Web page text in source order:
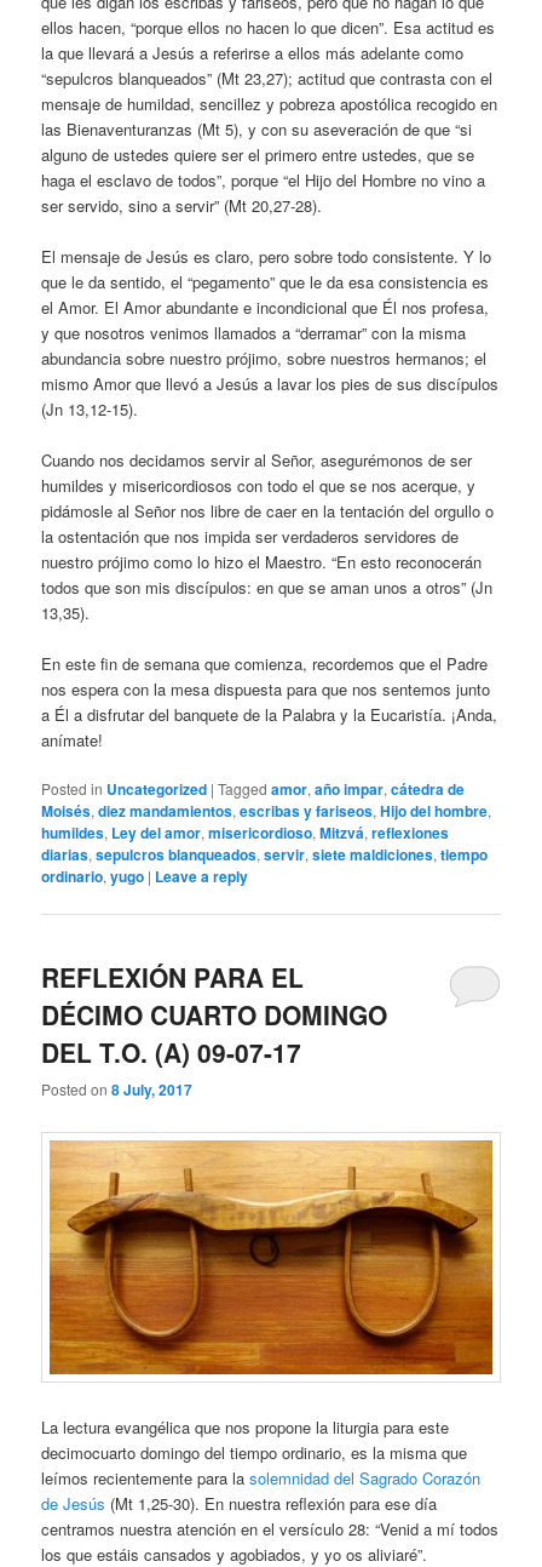
ellos hacen, “porque ellos no hacen lo que dicen”. Esa actitud es
la que llevará a Jesús a referirse a ellos más adelante como
“sepulcros blanqueados” (Mt 23,27); actitud que contrasta con el
mensaje de humildad, sencillez y pobreza apostólica recogido en
las Bienaventuranzas (Mt 5), y con su aseveración de que “si
alguno de ustedes quiere ser el primero entre ustedes, que se
haga el esclavo de todos”, porque “el Hijo del Hombre no vino a
ser servido, sino a servir” (Mt 20,27-28).
El mensaje de Jesús es claro, pero sobre todo consistente. Y lo
que le da sentido, el “pegamento” que le da esa consistencia es
el Amor. El Amor abundante e incondicional que Él nos profesa,
y que nosotros venimos llamados a “derramar” con la misma
abundancia sobre nuestro prójimo, sobre nuestros hermanos; el
mismo Amor que llevó a Jesús a lavar los pies de sus discípulos
(Jn 13,12-15).
Cuando nos decidamos servir al Señor, asegurémonos de ser
humildes y misericordiosos con todo el que se nos acerque, y
pidámosle al Señor nos libre de caer en la tentación del orgullo o
la ostentación que nos impida ser verdaderos servidores de
nuestro prójimo como lo hizo el Maestro. “En esto reconocerán
todos que son mis discípulos: en que se aman unos a otros” (Jn
13,35).
En este fin de semana que comienza, recordemos que el Padre
nos espera con la mesa dispuesta para que nos sentemos junto
a Él a disfrutar del banquete de la Palabra y la Eucaristía. ¡Anda,
anímate!
Posted in Uncategorized |Tagged amor,año impar,cátedra de
Moisés,diez mandamientos,escribas y fariseos,Hijo del hombre,
humildes, Ley del amor,misericordioso,Mitzvá,reflexiones
diarias,sepulcros blanqueados,servir,siete maldiciones,tiempo
ordinario,yugo | Leave a reply
REFLEXIÓN PARA EL
DÉCIMO CUARTO DOMINGO
DEL T.O. (A) 09-07-17
Posted on8 July, 2017
La lectura evangélica que nos propone la liturgia para este
decimocuarto domingo del tiempo ordinario, es la misma que
leímos recientemente para lasolemnidad del Sagrado Corazón
de Jesús (Mt 1,25-30). En nuestra reflexión para ese día
centramos nuestra atención en el versículo 28: “Venid a mí todos
los que estáis cansados y agobiados, y yo os aliviaré”.